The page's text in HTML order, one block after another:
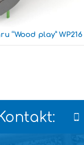
“Wood play” WP216